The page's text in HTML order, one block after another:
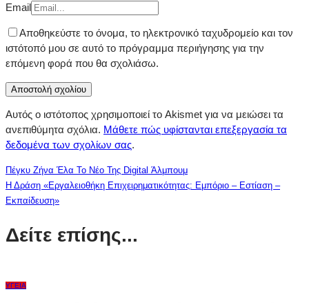
Email
Αποθηκεύστε το όνομα, το ηλεκτρονικό ταχυδρομείο και τον
ιστότοπό μου σε αυτό το πρόγραμμα περιήγησης για την
επόμενη φορά που θα σχολιάσω.
Αυτός ο ιστότοπος χρησιμοποιεί το Akismet για να μειώσει τα
ανεπιθύμητα σχόλια. Μάθετε πώς υφίστανται επεξεργασία τα
δεδομένα των σχολίων σας.
Πέγκυ Ζήνα Έλα Το Νέο Της Digital Άλμπουμ
Η Δράση «Εργαλειοθήκη Επιχειρηματικότητας: Εμπόριο – Εστίαση –
Εκπαίδευση»
Δείτε επίσης...
ΥΓΕΊΑ